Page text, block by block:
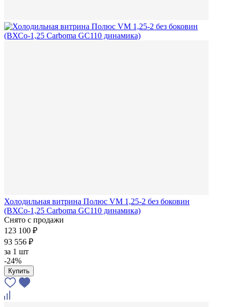
Холодильная витрина Полюс VM 1,25-2 без боковин
(ВХСо-1,25 Carboma GC110 динамика)
Снято с продажи
123 100 ₽
93 556 ₽
за 1 шт
-24%
Купить